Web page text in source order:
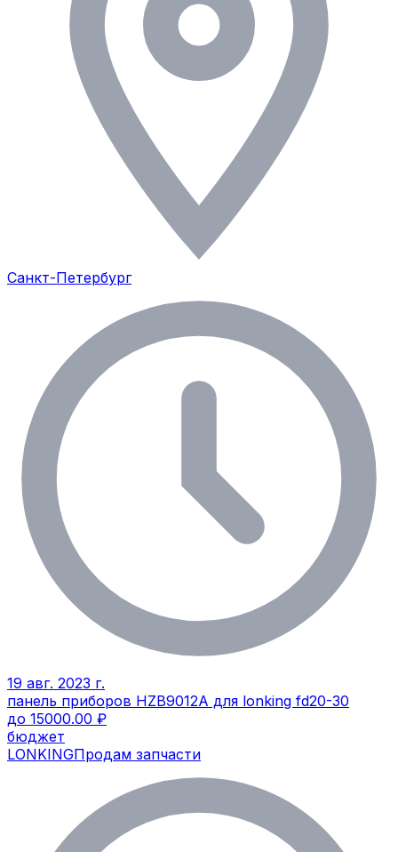
Санкт-Петербург
19 авг. 2023 г.
панель приборов HZB9012A для lonking fd20-30
до 15000.00 ₽
бюджет
LONKINGПродам запчасти